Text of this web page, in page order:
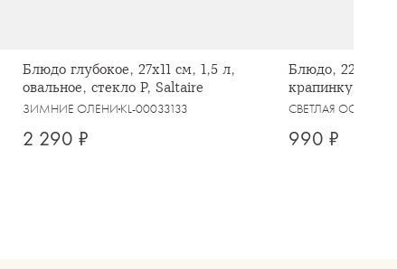
Блюдо глубокое, 27х11 см, 1,5 л,
овальное, стекло Р, Saltaire
ЗИМНИЕ ОЛЕНИ KL-00033133
2 290 ₽
Блюдо, 22 см,
крапинку,
СВЕТЛАЯ ОСЕНЬ
990 ₽